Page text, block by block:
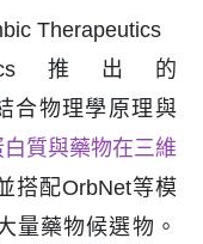
Therapeutics
推出的
合物理學原理與
質與藥物在三維
搭配OrbNet等模
量藥物候選物。